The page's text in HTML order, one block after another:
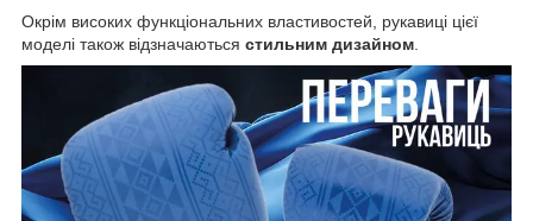
Окрім високих функціональних властивостей, рукавиці цієї
моделі також відзначаються стильним дизайном